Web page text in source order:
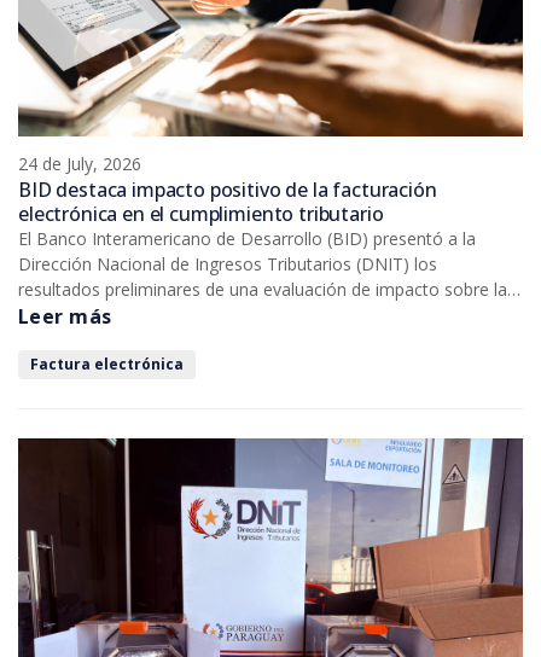
24 de July, 2026
BID destaca impacto positivo de la facturación
electrónica en el cumplimiento tributario
El Banco Interamericano de Desarrollo (BID) presentó a la
Dirección Nacional de Ingresos Tributarios (DNIT) los
resultados preliminares de una evaluación de impacto sobre la
implementación del Sistema Integrado de Facturación
significativas en el cumplimiento tributario y en la transparencia
clave para fortalecer la administración tributaria y promover la
formalización de la economía.
Leer más
Factura electrónica